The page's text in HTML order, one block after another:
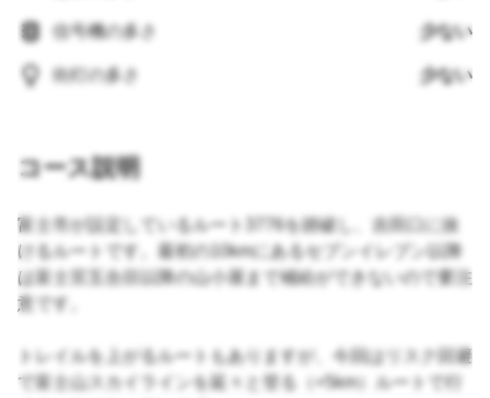
信号機の多さ 少ない
街灯の多さ 少ない
コース説明
富士市が設定しているルート3776を踏破し、吉田口に抜
けるルートです。最初の10kmにあるセブンイレブン以降
は富士宮五合目以降の山小屋まで補給ができないので要注
意です。
トレイルを上がるルートもありますが、今回はリスク回避
で富士山スカイラインを延々と登る（+5km）ルートで行